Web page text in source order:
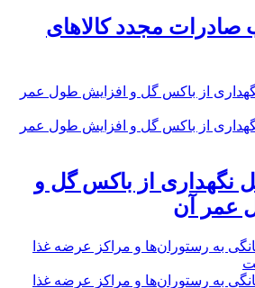
صادرات مجدد کالاهای
نگهداری از باکس گل و
عمر آن